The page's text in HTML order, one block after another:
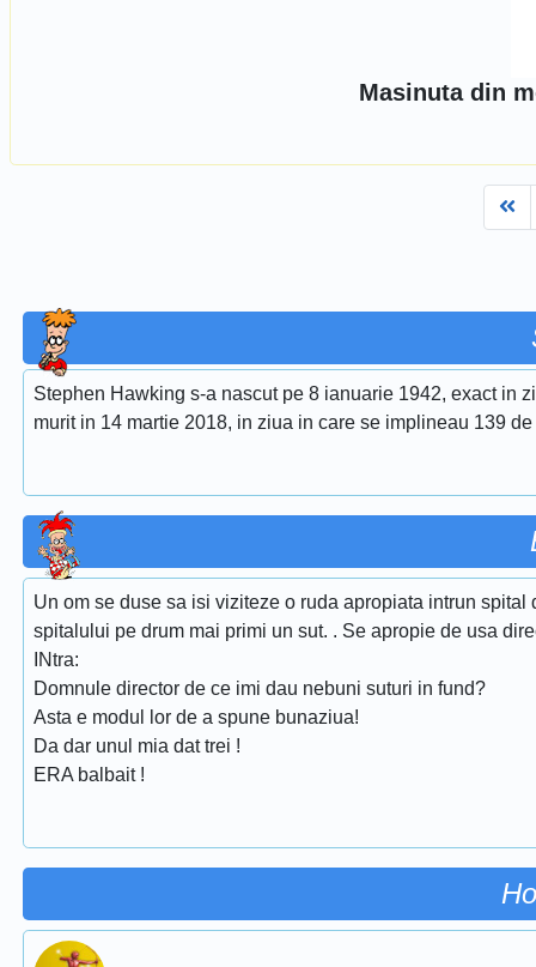
Masinuta din
Stephen Hawking s-a nascut pe 8 ianuarie 1942, exact in
murit in 14 martie 2018, in ziua in care se implineau 139
Un om se duse sa isi viziteze o ruda apropiata intrun
spitalului pe drum mai primi un sut. . Se apropie de usa
INtra:
Domnule director de ce imi dau nebuni suturi in fund?
Asta e modul lor de a spune bunaziua!
Da dar unul mia dat trei !
ERA balbait !